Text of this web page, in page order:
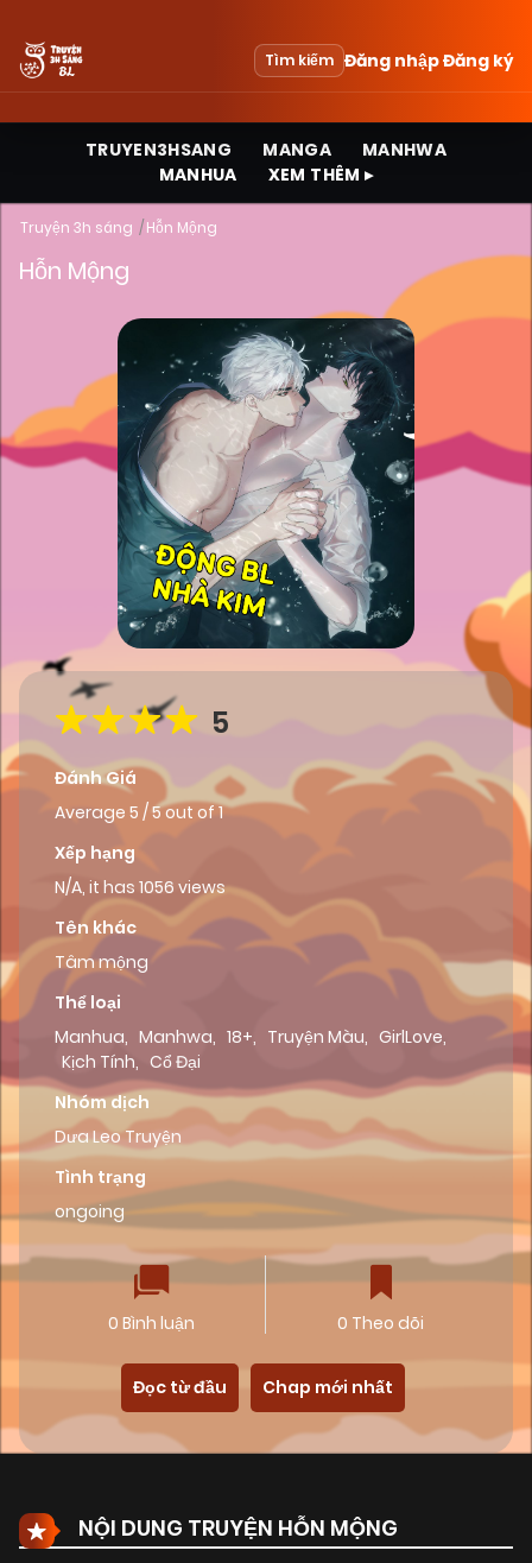
Tìm kiếm Đăng nhậpĐăng ký
TRUYEN3HSANG MANGA
MANHWA
MANHUA
XEM THÊM ▸
Truyện 3h sáng Hỗn Mộng
Hỗn Mộng
5
Đánh Giá
Average 5 /5out of1
Xếp hạng
N/A, it has 1056 views
Tên khác
Tâm mộng
Thể loại
Manhua, Manhwa, 18+, Truyện Màu, GirlLove,
Kịch Tính, Cổ Đại
Nhóm dịch
Dưa Leo Truyện
Tình trạng
ongoing
0 Bình luận 0 Theo dõi
Đọc từ đầu Chap mới nhất
NỘI DUNG TRUYỆN HỖN MỘNG